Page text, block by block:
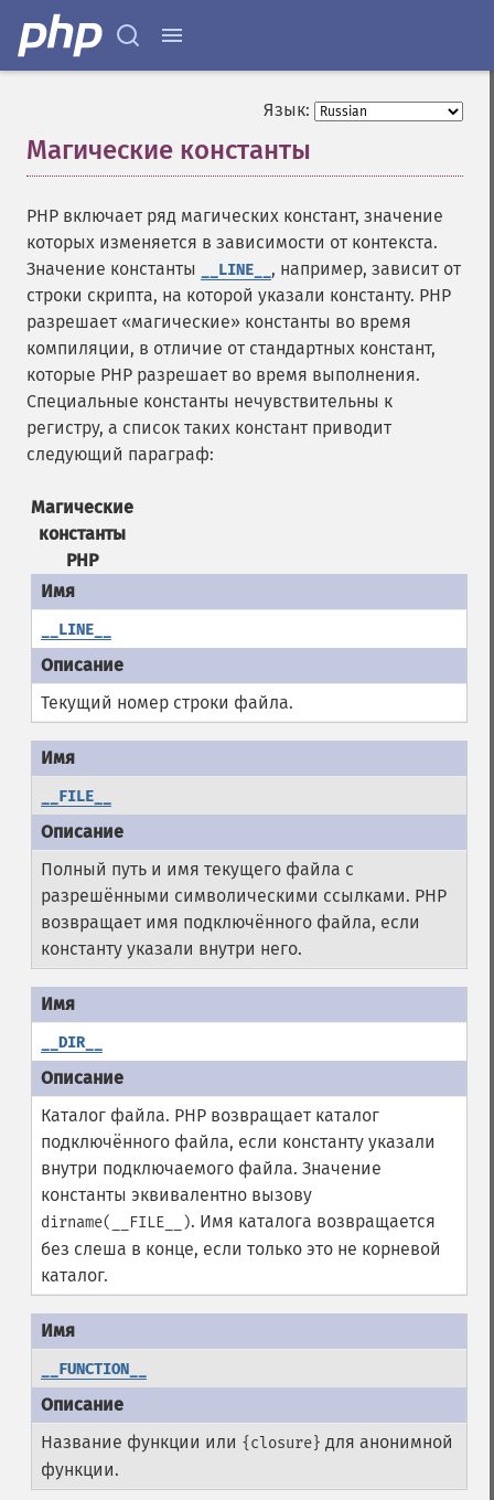
Язык:
Магические константы
PHP включает ряд магических констант, значение
которых изменяется в зависимости от контекста.
Значение константы
__LINE__ , например, зависит от
строки скрипта, на которой указали константу. PHP
разрешает «магические» константы во время
компиляции, в отличие от стандартных констант,
которые PHP разрешает во время выполнения.
Специальные константы нечувствительны к
регистру, а список таких констант приводит
следующий параграф:
Магические
константы
PHP
__LINE__
Текущий номер строки файла.
__FILE__
Полный путь и имя текущего файла с
разрешёнными символическими ссылками. PHP
возвращает имя подключённого файла, если
константу указали внутри него.
__DIR__
Каталог файла. PHP возвращает каталог
подключённого файла, если константу указали
внутри подключаемого файла. Значение
константы эквивалентно вызову
dirname(__FILE__). Имя каталога возвращается
без слеша в конце, если только это не корневой
каталог.
__FUNCTION__
Название функции или {closure} для анонимной
функции.